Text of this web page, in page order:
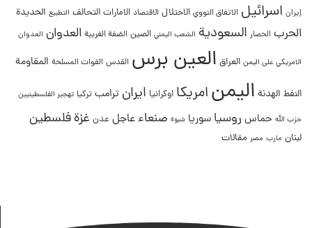
إيران اسرائيل الاتفاق النووي الاحتلال الاقتصاد الامارات التحالف التطبيع الحديدة
الحرب الحصار السعودية الشعب اليمني الصين الضفة الغربية العدوان العدوان
الامريكي على اليمن العراق العين برس القدس القوات المسلحة المقاومة
النفط الهدنة اليمنامريكا اوكرانيا ايران ترامب تركيا تهجير الفلسطينيين
حزب الله حماس روسيا سوريا شبوة صنعاء عاجل عدن غزةفلسطين
لبنان مارب مصر مقالات